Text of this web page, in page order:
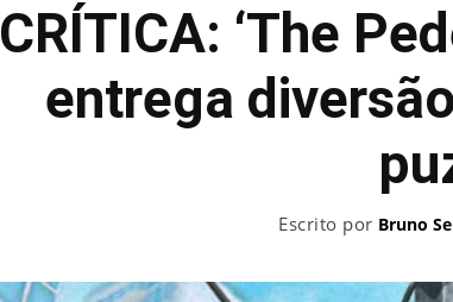
CRÍTICA: ‘The
entrega
Escrito por Bruno